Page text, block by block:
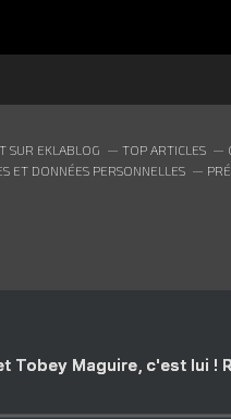
SUR EKLABLOG TOP ARTICLES
ET DONNÉES PERSONNELLES
Tobey Maguire, c'est lui !